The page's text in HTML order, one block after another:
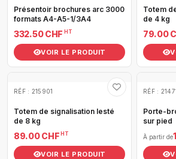
Présentoir brochures arc 3000
formats A4-A5-1/3A4
332.50 CHF HT
VOIR LE PRODUIT
Totem
de 4 kg
79.00
RÉF : 215901
Totem de signalisation lesté
de 8 kg
89.00 CHF HT
VOIR LE PRODUIT
RÉF :
Porte-
sur pied
À partir de